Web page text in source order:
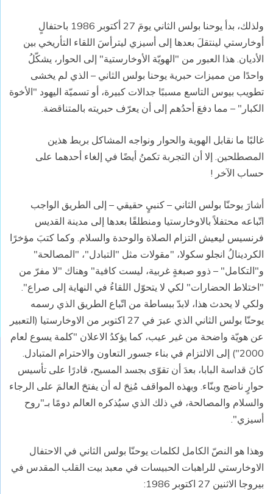
ولذلك، بدأ يوحنا بولس الثاني يومَ 27 أكتوبر 1986 باحتفالٍ
أوخارستي لينتقلَ بعدها إلى أسيزي ليترأسَ اللقاء التأريخي بين
الأديان. هذا العبور من "الهويّة الأوخارستية" إلى الحوار، يشكّلُ
واحدًا من مميزات حبرية يوحنا بولس الثاني – الذي لم يخشى
تطويب بيوس التاسع مسببًا جدالات كبيرة، أو تسميّة اليهود "الأخوة
الكبار" – مما دفعَ أحدُهم إلى أن يعرّف حبريته بالمتناقضة.
غالبًا ما نقابل الهوية والحوار ونواجه المشاكل بربط هذين
المصطلحين. إلا أن التجربة تكمنُ أيضًا في إلغاء أحدهما على
حساب الآخر !
أشارَ يوحنّا بولس الثاني – كنبيٍ حقيقي – إلى الطريق الواجب
اتّباعه محتفلاً بالاوخارستيا ومنطلقًا بعدها إلى مدينة القديس
فرنسيس ليعيش التزام الصلاة والوحدة والسلام. وكما كتبَ مؤخرًا
الكردينالُ انجلو سكولا، "مقولات مثل "التبادل"، "المصالحة"
و"التكامل" – ذوو صبغةٍ غربية، ليست كافية" وهناك "لا مفرّ من
"اختلاط الحضارات" لكي لا يتحوّل اللقاءُ في النهاية إلى صراع".
ولكي لا يحدث هذا، لابدّ ببساطة من اتّباع الطريق الذي رسمه
يوحنّا بولس الثاني الذي عبرَ في 27 اكتوبر من الاوخارستيا (التعبير
عن هويّة واضحة من غير عيب، كما يؤكدُ الاعلان "كلمة يسوع لعام
2000") إلى الالتزام في بناء جسور التعاون والاحترام المتبادل.
كانَ قداسة البابا، بعدَ أن تقوّى بجسد المسيح، قادرًا على تأسيس
حوارٍ ناضج وبنّاء. وبهذه المواقف مُنِحَ له أن يفتحَ العالمَ على الرجاء
والسلام والمصالحة، في ذلك الذي سيُذكره العالم دومًا بـ"روح
أسيزي".
وهذا هو النصّ الكامل لكلمات يوحنّا بولس الثاني في الاحتفال
الاوخارستي للراهبات الحبيسات في معبد بيت القلب المقدس في
بيروجا الاثنين 27 اكتوبر 1986: